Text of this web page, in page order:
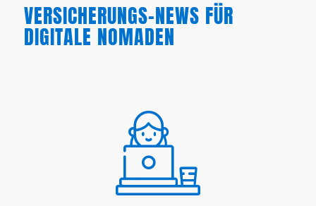
VERSICHERUNGS-NEWS FÜR
DIGITALE NOMADEN